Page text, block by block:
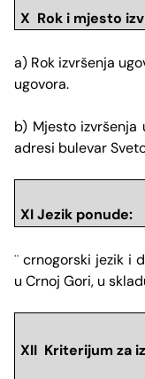
X Rok i mjesto
a) Rok izvršenja
ugovora.
b) Mjesto izvršenja
adresi bulevar
XI Jezik ponude:
¨ crnogorski jezik i
u Crnoj Gori, u
XII Kriterijum za